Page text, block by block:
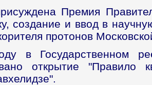
Премия
создание и ввод в
протонов
в Государственном
открытие "Правило